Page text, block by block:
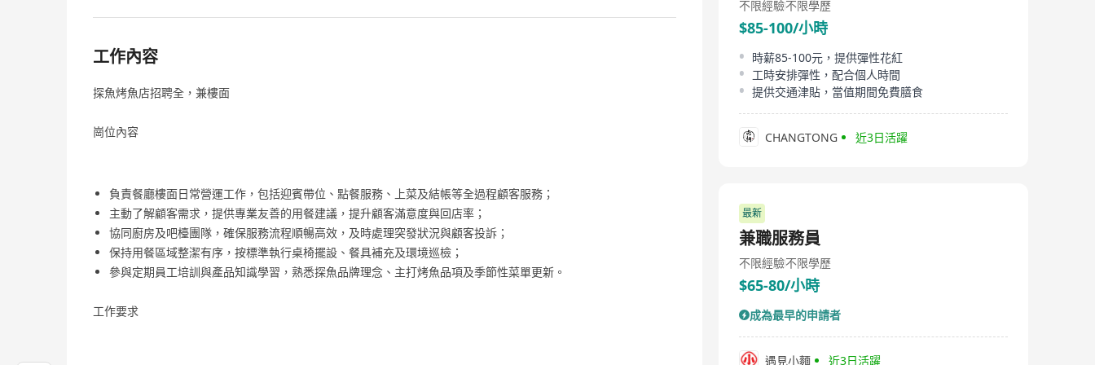
工作內容
探魚烤魚店招聘全，兼樓面
崗位內容
負責餐廳樓面日常營運工作，包括迎賓帶位、點餐服務、上菜及結帳等全過程顧客服務；
主動了解顧客需求，提供專業友善的用餐建議，提升顧客滿意度與回店率；
協同廚房及吧檯團隊，確保服務流程順暢高效，及時處理突發狀況與顧客投訴；
保持用餐區域整潔有序，按標準執行桌椅擺設、餐具補充及環境巡檢；
參與定期員工培訓與產品知識學習，熟悉探魚品牌理念、主打烤魚品項及季節性菜單更新。
工作要求
不限經驗不限學歷
$85-100/小時
時薪85-100元，提供彈性花紅
工時安排彈性，配合個人時間
提供交通津貼，當值期間免費膳食
CHANGTONG 近3日活躍
最新
兼職服務員
不限經驗不限學歷
$65-80/小時
成為最早的申請者
遇見小麵 近3日活躍